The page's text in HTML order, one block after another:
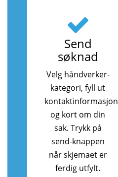
Send
søknad
Velg håndverker-
kategori, fyll ut
kontaktinformasjon
og kort om din
sak. Trykk på
send-knappen
når skjemaet er
ferdig utfylt.